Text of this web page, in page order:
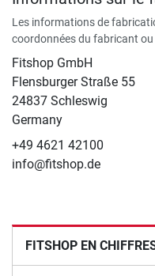
Les informations de
coordonnées du fabricant
Fitshop GmbH
Flensburger Straße 55
24837 Schleswig
Germany
+49 4621 42100
info@fitshop.de
FITSHOP EN